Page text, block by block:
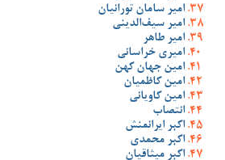
امیر سامان تورانیان
امیر سیف‌الدینی
امیر طاهر
امیری خراسانی
امین جهان کهن
امین کاظمیان
امین کاویانی
انتصاب
اکبر ایرانمنش
اکبر محمدی
اکبر میثاقیان